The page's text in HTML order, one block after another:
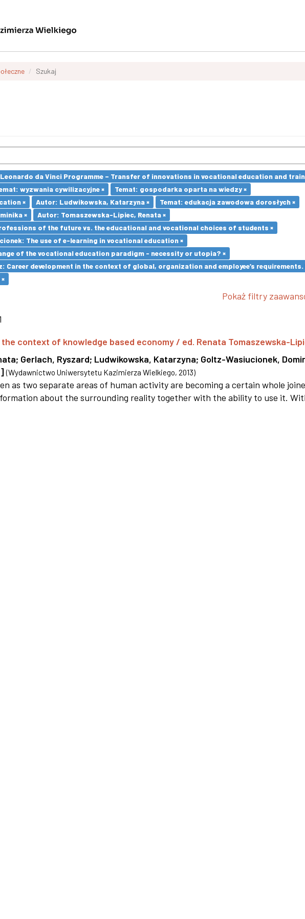
Szukaj
da Vinci Programme – Transfer of innovations in vocational education and
wyzwania cywilizacyjne ×
Temat: gospodarka oparta na wiedzy ×
×
Autor: Ludwikowska, Katarzyna ×
Temat: edukacja zawodowa dorosłych ×
×
Autor: Tomaszewska-Lipiec, Renata ×
of the future vs. the educational and vocational choices of students ×
The use of e-learning in vocational education ×
of the vocational education paradigm - necessity or utopia? ×
Career development in the context of global, organization and employee’s requirements.
Pokaż filtry
context of knowledge based economy / ed. Renata Tomaszewska-
; Gerlach, Ryszard; Ludwikowska, Katarzyna; Goltz-Wasiucionek,
(Wydawnictwo Uniwersytetu Kazimierza Wielkiego, 2013)
as two separate areas of human activity are becoming a certain whole
about the surrounding reality together with the ability to use it.